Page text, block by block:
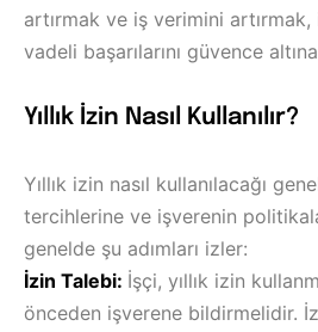
artırmak ve iş verimini
vadeli başarılarını güvence altına
Yıllık İzin Nasıl Kullanılır?
Yıllık izin nasıl kullanılacağı
tercihlerine ve işverenin
genelde şu adımları izler:
İzin Talebi: İşçi, yıllık izin
önceden işverene bildirmelidir.